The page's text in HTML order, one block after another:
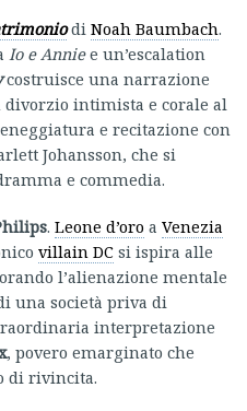
di Noah Baumbach.
Io e Anniee un’escalation
costruisce una narrazione
intimista e corale al
e recitazione con
Johansson, che si
e commedia.
. Leone d’oro a Venezia
villain DC si ispira alle
l’alienazione mentale
una società priva di
interpretazione
, povero emarginato che
di rivincita.